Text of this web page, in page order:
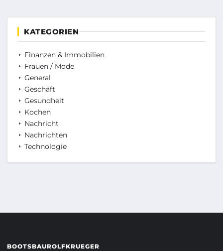
KATEGORIEN
Finanzen & Immobilien
Frauen / Mode
General
Geschäft
Gesundheit
Kochen
Nachricht
Nachrichten
Technologie
BOOTSBAUROLFKRUEGER